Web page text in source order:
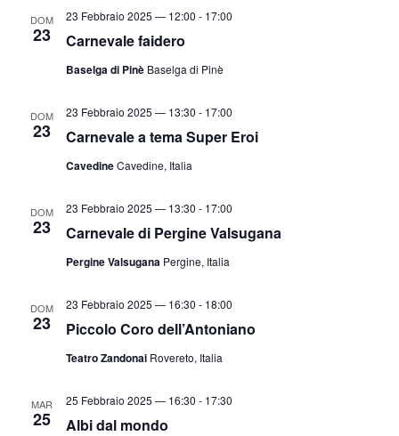
DOM
23 Carnevale faidero
23 Febbraio 2025 — 12:00 - 17:00
Baselga di Pinè Baselga di Pinè
DOM
23 Carnevale a tema Super Eroi
23 Febbraio 2025 — 13:30 - 17:00
CavedineCavedine, Italia
DOM
23 Carnevale di Pergine Valsugana
23 Febbraio 2025 — 13:30 - 17:00
Pergine Valsugana Pergine, Italia
DOM
23 Piccolo Coro dell’Antoniano
23 Febbraio 2025 — 16:30 - 18:00
Teatro Zandonai Rovereto, Italia
MAR
25 Albi dal mondo
25 Febbraio 2025 — 16:30 - 17:30